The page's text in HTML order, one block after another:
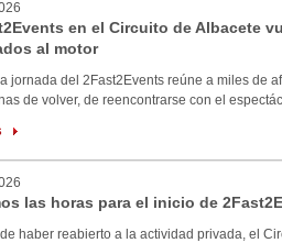
en el Circuito de Albacete
al motor
jornada del 2Fast2Events reúne a miles de
de volver, de reencontrarse con el
las horas para el inicio de
haber reabierto a la actividad privada, el